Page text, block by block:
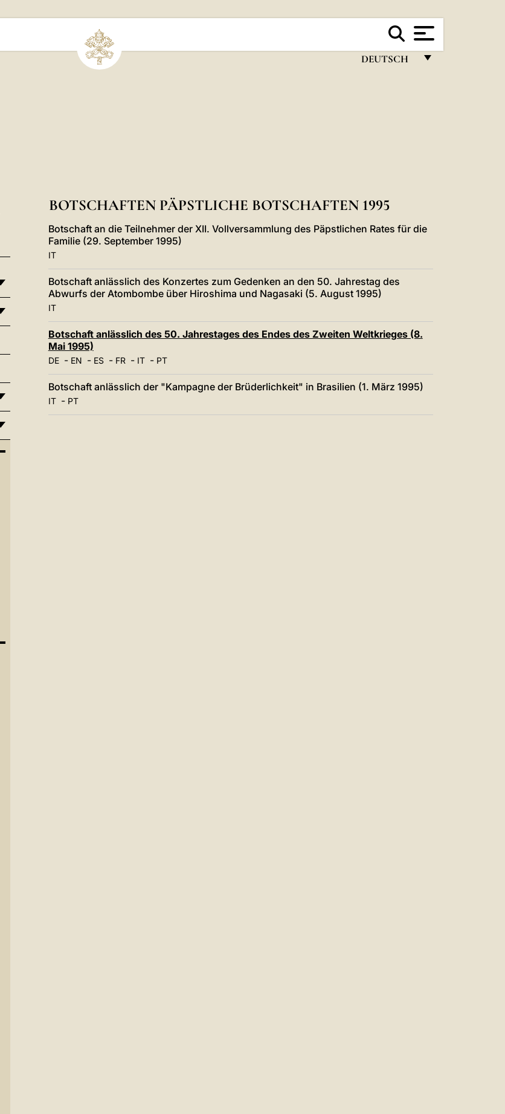
DEUTSCH
DEUTSCH
POLSKI
中文
LATINE
BOTSCHAFTEN PÄPSTLICHE BOTSCHAFTEN 1995
Botschaft an die Teilnehmer der XII. Vollversammlung des Päpstlichen Rates für die
Familie (29. September 1995)
IT
Botschaft anlässlich des Konzertes zum Gedenken an den 50. Jahrestag des
Abwurfs der Atombombe über Hiroshima und Nagasaki (5. August 1995)
IT
Botschaft anlässlich des 50. Jahrestages des Endes des Zweiten Weltkrieges (8.
Mai 1995)
DE- EN - ES- FR- IT- PT
Botschaft anlässlich der "Kampagne der Brüderlichkeit" in Brasilien (1. März 1995)
IT- PT